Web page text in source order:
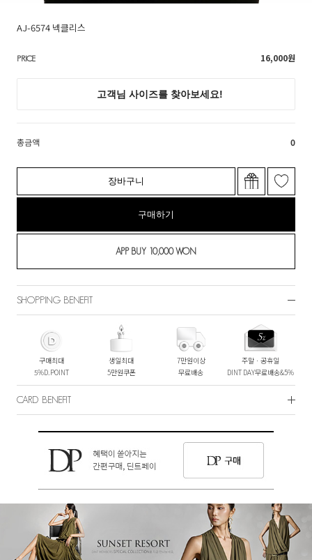
AJ-6574 넥클리스
PRICE 16,000원
총금액 0
장바구니
구매하기
SHOPPING BENEFIT
구매최대
5%D.POINT
생일최대
5만원쿠폰
7만원이상
무료배송
주말ㆍ공휴일
DINT DAY무료배송&5%
CARD BENEFIT